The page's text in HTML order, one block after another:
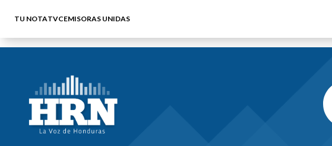
TU NOTATVCEMISORAS UNIDAS